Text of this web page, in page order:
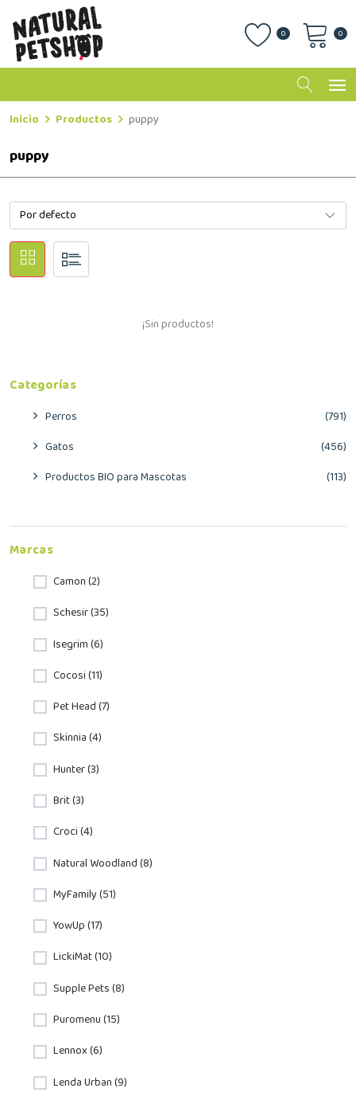
0 0
Inicio Productos puppy
puppy
¡Sin productos!
Categorías
Perros
(791)
Gatos
(456)
Productos BIO para Mascotas
(113)
Marcas
Camon (2)
Schesir (35)
Isegrim (6)
Cocosi (11)
Pet Head (7)
Skinnia (4)
Hunter (3)
Brit (3)
Croci (4)
Natural Woodland (8)
MyFamily (51)
YowUp (17)
LickiMat (10)
Supple Pets (8)
Puromenu (15)
Lennox (6)
Lenda Urban (9)